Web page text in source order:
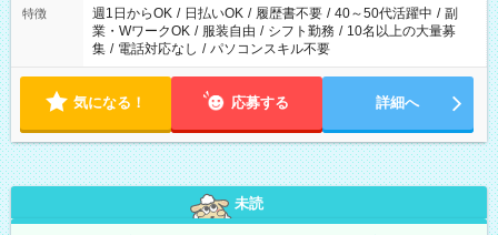
特徴 週1日からOK / 日払いOK / 履歴書不要 / 40～50代活躍中 / 副
業・WワークOK / 服装自由 / シフト勤務 / 10名以上の大量募
集 / 電話対応なし / パソコンスキル不要
気になる！ 応募する 詳細へ
未読